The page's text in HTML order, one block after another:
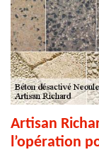
Artisan
l’opération